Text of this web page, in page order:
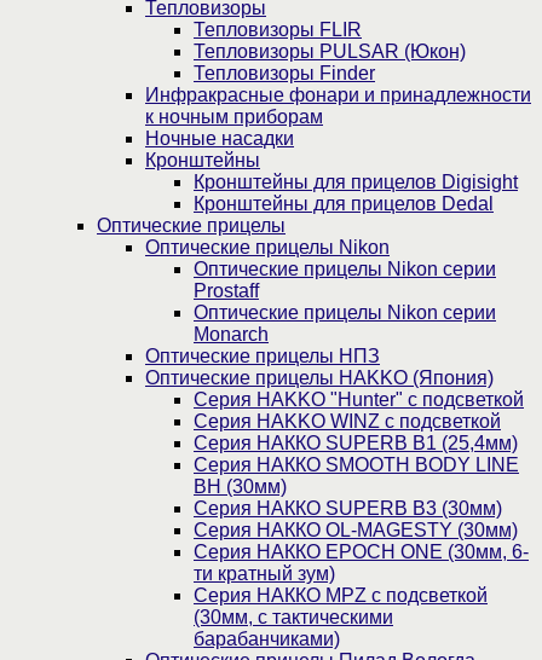
Тепловизоры
Тепловизоры FLIR
Тепловизоры PULSAR (Юкон)
Тепловизоры Finder
Инфракрасные фонари и принадлежности
к ночным приборам
Ночные насадки
Кронштейны
Кронштейны для прицелов Digisight
Кронштейны для прицелов Dedal
Оптические прицелы
Оптические прицелы Nikon
Оптические прицелы Nikon серии
Prostaff
Оптические прицелы Nikon серии
Monarch
Оптические прицелы НПЗ
Оптические прицелы HAKKO (Япония)
Cерия HAKKO "Hunter" с подсветкой
Серия НAKKO WINZ с подсветкой
Серия НАККО SUPERB B1 (25,4мм)
Серия НАККО SMOOTH BODY LINE
BH (30мм)
Серия НАККО SUPERB B3 (30мм)
Серия НАККО OL-MAGESTY (30мм)
Серия НАККО EPOCH ONE (30мм, 6-
ти кратный зум)
Серия НАККО MPZ с подсветкой
(30мм, c тактическими
барабанчиками)